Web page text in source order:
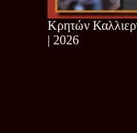
Κρητών
| 2026